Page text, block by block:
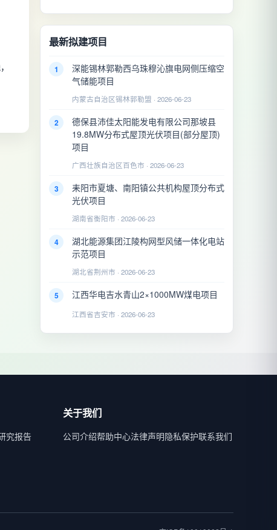
最新拟建项目
1
深能锡林郭勒西乌珠穆沁旗电网侧压缩空
气储能项目
内蒙古自治区锡林郭勒盟 · 2026-06-23
2
德保县沛佳太阳能发电有限公司那坡县
19.8MW分布式屋顶光伏项目(部分屋顶)
项目
广西壮族自治区百色市 · 2026-06-23
3
耒阳市夏塘、南阳镇公共机构屋顶分布式
光伏项目
湖南省衡阳市 · 2026-06-23
4
湖北能源集团江陵构网型风储一体化电站
示范项目
湖北省荆州市 · 2026-06-23
5 江西华电吉水青山2×1000MW煤电项目
江西省吉安市 · 2026-06-23
究报告
关于我们
公司介绍帮助中心法律声明隐私保护联系我们